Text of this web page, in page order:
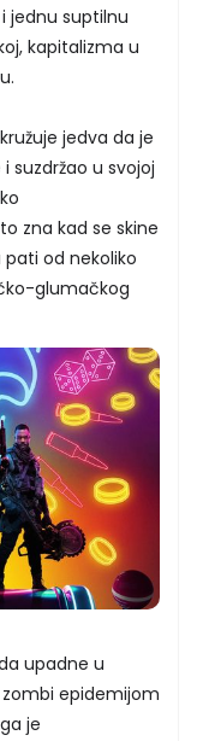
jednu suptilnu
kapitalizma u
jedva da je
suzdržao u svojoj
zna kad se skine
od nekoliko
glumačkog
upadne u
zombi epidemijom
je